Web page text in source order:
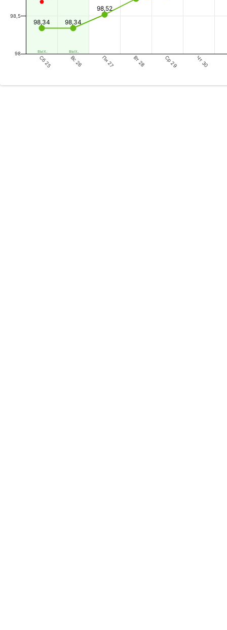
вых. вых.
98,34 98,34
98,52
Сб 25 Вс 26 Пн 27 Вт 28 Ср 29 Чт 30
98
98,5